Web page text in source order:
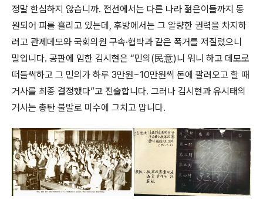
정말 한심하지 않습니까. 전선에서는 다른 나라 젊은이들까지 동
원되어 피를 흘리고 있는데, 후방에서는 그 알량한 권력을 차지하
려고 관제데모와 국회의원 구속·협박과 같은 폭거를 저질렀으니
말입니다. 공판에 임한 김시현은 “민의(民意)니 뭐니 하고 데모로
떠들썩하고 그 민의가 하루 3만원~10만원씩 돈에 팔려오고 할 때
거사를 최종 결정했다”고 진술합니다. 그러나 김시현과 유시태의
거사는 총탄 불발로 미수에 그치고 맙니다.